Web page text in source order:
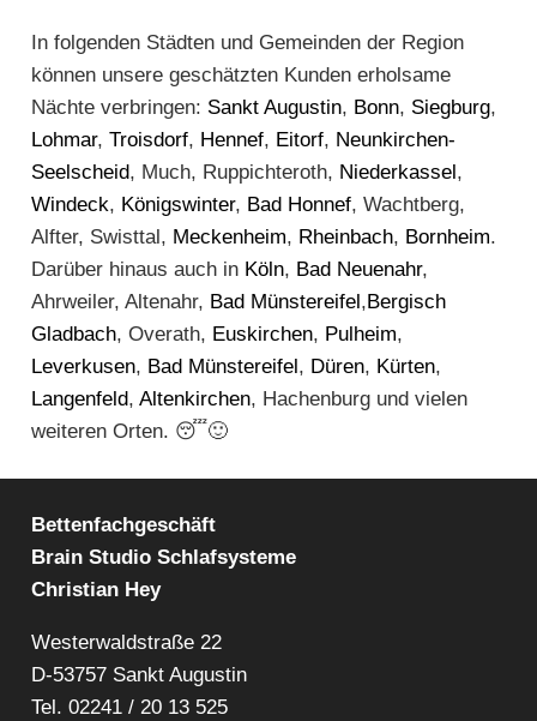
In folgenden Städten und Gemeinden der Region
können unsere geschätzten Kunden erholsame
Nächte verbringen: Sankt Augustin, Bonn, Siegburg,
Lohmar, Troisdorf, Hennef, Eitorf, Neunkirchen-
Seelscheid, Much, Ruppichteroth, Niederkassel ,
Windeck, Königswinter, Bad Honnef, Wachtberg,
Alfter, Swisttal, Meckenheim, Rheinbach, Bornheim.
Darüber hinaus auch in Köln, Bad Neuenahr,
Ahrweiler, Altenahr, Bad Münstereifel , Bergisch
Gladbach, Overath, Euskirchen, Pulheim,
Leverkusen, Bad Münstereifel , Düren, Kürten,
Langenfeld, Altenkirchen, Hachenburg und vielen
weiteren Orten. 😴🙂
Bettenfachgeschäft
Brain Studio Schlafsysteme
Christian Hey
Westerwaldstraße 22
D-53757 Sankt Augustin
Tel. 02241 / 20 13 525